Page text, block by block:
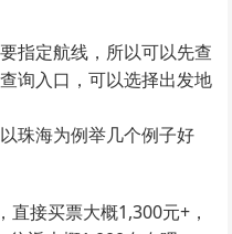
指定航线，所以可以先查
询入口，可以选择出发地
珠海为例举几个例子好
直接买票大概1,300元+，